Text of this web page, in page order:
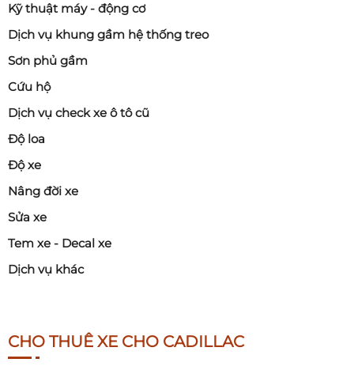
Kỹ thuật máy - động cơ
Dịch vụ khung gầm hệ thống treo
Sơn phủ gầm
Cứu hộ
Dịch vụ check xe ô tô cũ
Độ loa
Độ xe
Nâng đời xe
Sửa xe
Tem xe - Decal xe
Dịch vụ khác
CHO THUÊ XE CHO CADILLAC